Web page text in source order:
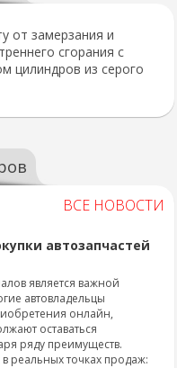
от замерзания и
сгорания с
цилиндров из серого
ВСЕ НОВОСТИ
автозапчастей
является важной
автовладельцы
онлайн,
оставаться
ряду преимуществ.
реальных точках продаж: